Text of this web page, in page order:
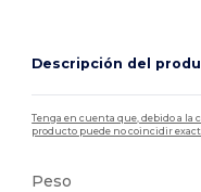
Descripción del
Tenga en cuenta que, debido a la
producto puede no coincidir
Peso